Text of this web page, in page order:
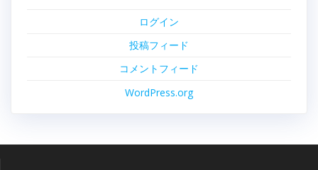
ログイン
投稿フィード
コメントフィード
WordPress.org